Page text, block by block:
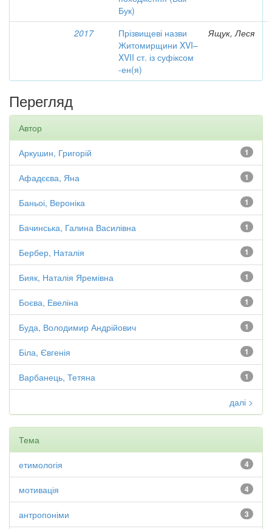
Бук)
2017
Прізвищеві назви
Житомирщини XVI–
XVII ст. із суфіксом
-ен(я)
Ящук, Леся
Перегляд
Автор
1
Аркушин, Григорій
1
Афадєєва, Яна
1
Баньоі, Вероніка
1
Бачинська, Галина Василівна
1
Бербер, Наталія
1
Бияк, Наталія Яремівна
1
Боєва, Евеліна
1
Буда, Володимир Андрійович
1
Біла, Євгенія
1
Варбанець, Тетяна
далі >
Тема
4
етимологія
4
мотивація
3
антропоніми